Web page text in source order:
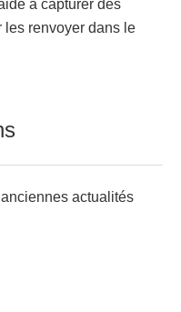
à capturer des
les renvoyer dans le
actualités